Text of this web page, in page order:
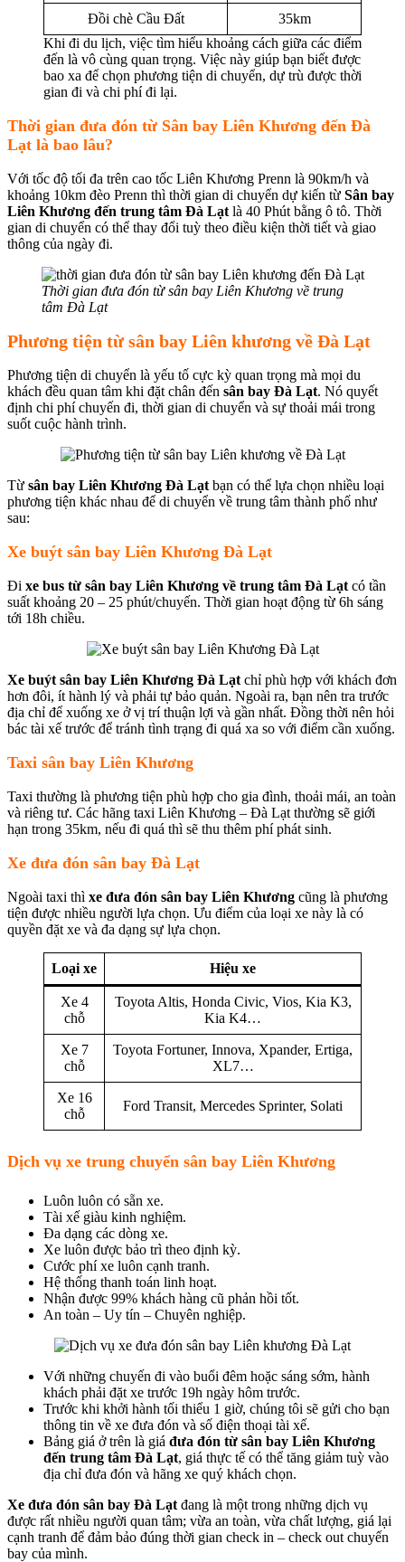
Đồi chè Cầu Đất
35km
Khi đi du lịch, việc tìm hiểu khoảng cách giữa các điểm
đến là vô cùng quan trọng. Việc này giúp bạn biết được
bao xa để chọn phương tiện di chuyển, dự trù được thời
gian đi và chi phí đi lại.
Thời gian đưa đón từ Sân bay Liên Khương đến Đà
Lạt là bao lâu?
Với tốc độ tối đa trên cao tốc Liên Khương Prenn là 90km/h và
khoảng 10km đèo Prenn thì thời gian di chuyển dự kiến từ Sân bay
Liên Khương đến trung tâm Đà Lạtlà 40 Phút bằng ô tô. Thời
gian di chuyển có thể thay đổi tuỳ theo điều kiện thời tiết và giao
thông của ngày đi.
Thời gian đưa đón từ sân bay Liên Khương về trung
tâm Đà Lạt
Phương tiện từ sân bay Liên khương về Đà Lạt
Phương tiện di chuyển là yếu tố cực kỳ quan trọng mà mọi du
khách đều quan tâm khi đặt chân đến sân bay Đà Lạt. Nó quyết
định chi phí chuyến đi, thời gian di chuyển và sự thoải mái trong
suốt cuộc hành trình.
Từ sân bay Liên Khương Đà Lạt bạn có thể lựa chọn nhiều loại
phương tiện khác nhau để di chuyển về trung tâm thành phố như
sau:
Xe buýt sân bay Liên Khương Đà Lạt
Đi xe bus từ sân bay Liên Khương về trung tâm Đà Lạt có tần
suất khoảng 20 – 25 phút/chuyến. Thời gian hoạt động từ 6h sáng
tới 18h chiều.
Xe buýt sân bay Liên Khương Đà Lạt chỉ phù hợp với khách đơn
hơn đôi, ít hành lý và phải tự bảo quản. Ngoài ra, bạn nên tra trước
địa chỉ để xuống xe ở vị trí thuận lợi và gần nhất. Đồng thời nên hỏi
bác tài xế trước để tránh tình trạng đi quá xa so với điểm cần xuống.
Taxi sân bay Liên Khương
Taxi thường là phương tiện phù hợp cho gia đình, thoải mái, an toàn
và riêng tư. Các hãng taxi Liên Khương – Đà Lạt thường sẽ giới
hạn trong 35km, nếu đi quá thì sẽ thu thêm phí phát sinh.
Xe đưa đón sân bay Đà Lạt
Ngoài taxi thì xe đưa đón sân bay Liên Khương cũng là phương
tiện được nhiều người lựa chọn. Ưu điểm của loại xe này là có
quyền đặt xe và đa dạng sự lựa chọn.
Loại xe Hiệu xe
Xe 4
chỗ
Toyota Altis, Honda Civic, Vios, Kia K3,
Kia K4…
Xe 7
chỗ
Toyota Fortuner, Innova, Xpander, Ertiga,
XL7…
Xe 16
chỗ
Ford Transit, Mercedes Sprinter, Solati
Dịch vụ xe trung chuyển sân bay Liên Khương
Luôn luôn có sẵn xe.
Tài xế giàu kinh nghiệm.
Đa dạng các dòng xe.
Xe luôn được bảo trì theo định kỳ.
Cước phí xe luôn cạnh tranh.
Hệ thống thanh toán linh hoạt.
Nhận được 99% khách hàng cũ phản hồi tốt.
An toàn – Uy tín – Chuyên nghiệp.
Với những chuyến đi vào buổi đêm hoặc sáng sớm, hành
khách phải đặt xe trước 19h ngày hôm trước.
Trước khi khởi hành tối thiểu 1 giờ, chúng tôi sẽ gửi cho bạn
thông tin về xe đưa đón và số điện thoại tài xế.
Bảng giá ở trên là giá đưa đón từ sân bay Liên Khương
đến trung tâm Đà Lạt, giá thực tế có thể tăng giảm tuỳ vào
địa chỉ đưa đón và hãng xe quý khách chọn.
Xe đưa đón sân bay Đà Lạt đang là một trong những dịch vụ
được rất nhiều người quan tâm; vừa an toàn, vừa chất lượng, giá lại
cạnh tranh để đảm bảo đúng thời gian check in – check out chuyến
bay của mình.